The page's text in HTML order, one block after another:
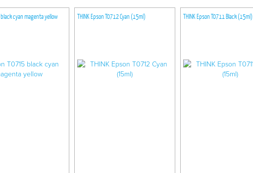
cyan magenta yellow THINK Epson T0712 Cyan (15ml) THINK Epson T0711 Black (15ml)